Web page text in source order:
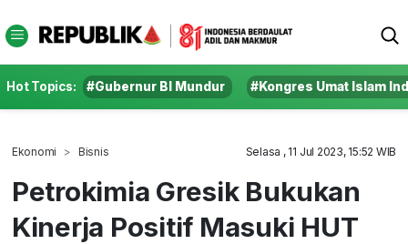
Hot Topics: #Gubernur BI Mundur #Kongres Umat Islam
Ekonomi Bisnis Selasa , 11 Jul 2023, 15:52 WIB
Petrokimia Gresik Bukukan
Kinerja Positif Masuki HUT